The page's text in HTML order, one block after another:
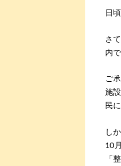
日
さ
内
ご
施
民
し
10
「